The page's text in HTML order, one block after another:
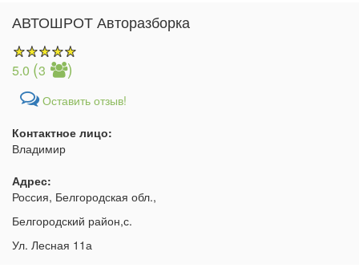
АВТОШРОТ Авторазборка
5.0 (3 )
Оставить отзыв!
Контактное лицо:
Владимир
Адрес:
Россия, Белгородская обл.,
Белгородский район,с.
Ул. Лесная 11а